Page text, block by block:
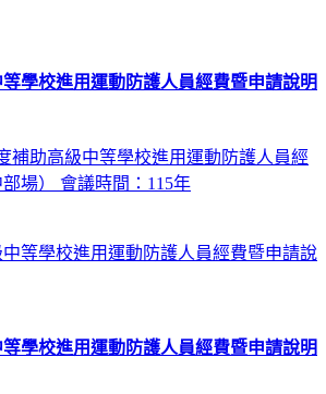
等學校進用運動防護人員經費暨申請說明
補助高級中等學校進用運動防護人員經
場） 會議時間：115年
等學校進用運動防護人員經費暨申請說明